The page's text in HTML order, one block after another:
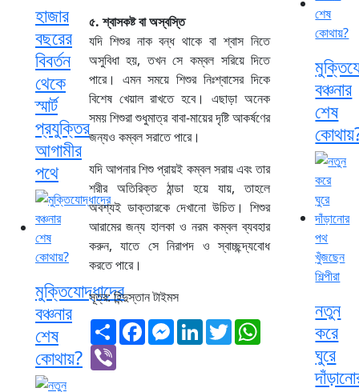
হাজার
বছরের
বিবর্তন
থেকে
স্মার্ট
প্রযুক্তির
আগামীর
পথে
মুক্তিযোদ্ধাদের
বঞ্চনার
শেষ
কোথায়?
৫. শ্বাসকষ্ট বা অস্বস্তি
যদি শিশুর নাক বন্ধ থাকে বা শ্বাস নিতে
অসুবিধা হয়, তখন সে কম্বল সরিয়ে দিতে
পারে। এমন সময়ে শিশুর নিঃশ্বাসের দিকে
বিশেষ খেয়াল রাখতে হবে। এছাড়া অনেক
সময় শিশুরা শুধুমাত্র বাবা-মায়ের দৃষ্টি আকর্ষণের
জন্যও কম্বল সরাতে পারে।
যদি আপনার শিশু প্রায়ই কম্বল সরায় এবং তার
শরীর অতিরিক্ত ঠান্ডা হয়ে যায়, তাহলে
অবশ্যই ডাক্তারকে দেখানো উচিত। শিশুর
আরামের জন্য হালকা ও নরম কম্বল ব্যবহার
করুন, যাতে সে নিরাপদ ও স্বাচ্ছন্দ্যবোধ
করতে পারে।
সূত্র: হিন্দুস্তান টাইমস
ShareFacebookMessenger
LinkedIn
TwitterWhatsApp
Viber
বঞ্চনার
শেষ
নতুন
করে
ঘুরে